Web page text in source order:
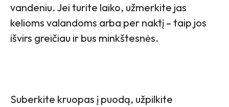
vandeniu. Jei turite laiko, užmerkite jas
kelioms valandoms arba per naktį – taip jos
išvirs greičiau ir bus minkštesnės.
Suberkite kruopas į puodą, užpilkite